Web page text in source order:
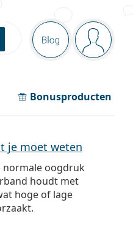
Navigatie
Blog Je bent
Bonusproducten
je moet weten
normale oogdruk
houdt met
hoge of lage